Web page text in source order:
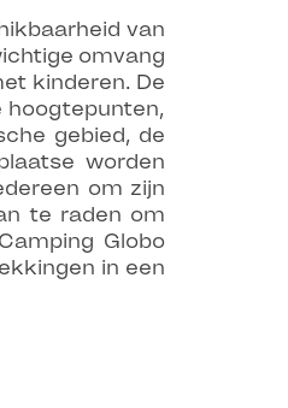
van
omvang
kinderen. De
hoogtepunten,
gebied, de
worden
om zijn
te raden om
Globo
in een